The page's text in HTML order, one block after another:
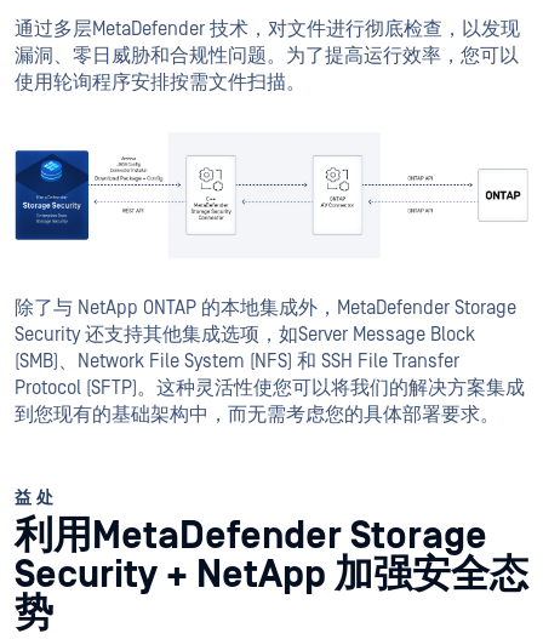
通过多层MetaDefender 技术，对文件进行彻底检查，以发现
漏洞、零日威胁和合规性问题。为了提高运行效率，您可以
使用轮询程序安排按需文件扫描。
除了与 NetApp ONTAP 的本地集成外，MetaDefender Storage
Security 还支持其他集成选项，如Server Message Block
(SMB)、Network File System (NFS) 和 SSH File Transfer
Protocol (SFTP)。这种灵活性使您可以将我们的解决方案集成
到您现有的基础架构中，而无需考虑您的具体部署要求。
益处
利用MetaDefender Storage
Security + NetApp 加强安全态
势